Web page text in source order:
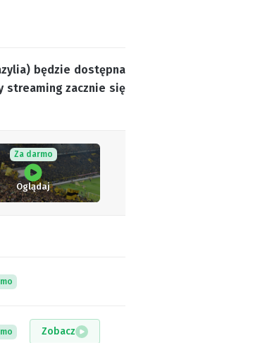
będzie dostępna
streaming zacznie się
Za darmo
Oglądaj
Zobacz